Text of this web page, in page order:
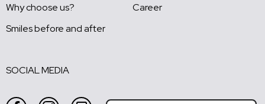
Why choose us?
Career
Smiles before and after
SOCIAL MEDIA